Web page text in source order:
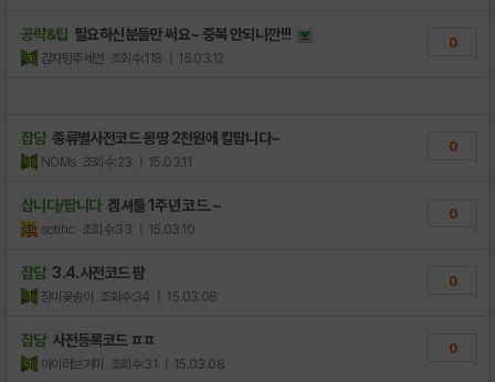
공략&팁 필요하신분들만 써요~ 중복 안되니깐!!!
감자탕주세연 조회수:118 | 15.03.12
0
잡담 종류별사전코드 몽땅 2천원에 칼팝니다~
NOMs 조회수:23 | 15.03.11
0
삽니다/팝니다 겜셔틀 1주년 코드.~
sotihc 조회수:33 | 15.03.10
0
잡담 3.4.사전코드 팜
장미꽃송이 조회수:34 | 15.03.08
0
잡담 사전등록코드 ㅍㅍ
아이러브거미 조회수:31 | 15.03.08
0